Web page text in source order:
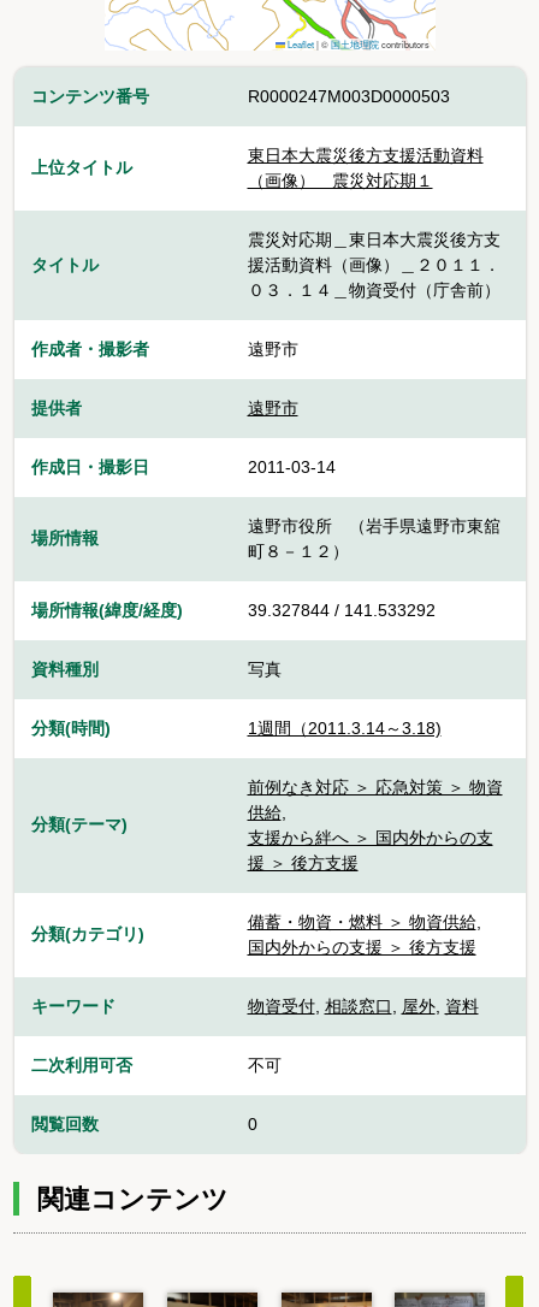
Leaflet |©国土地理院contributors
コンテンツ番号 R0000247M003D0000503
上位タイトル
東日本大震災後方支援活動資料
（画像） 震災対応期１
タイトル
震災対応期＿東日本大震災後方支
援活動資料（画像）＿２０１１．
０３．１４＿物資受付（庁舎前）
作成者・撮影者 遠野市
提供者 遠野市
作成日・撮影日 2011-03-14
場所情報
遠野市役所 （岩手県遠野市東舘
町８－１２）
場所情報(緯度/経度) 39.327844 / 141.533292
資料種別 写真
分類(時間) 1週間（2011.3.14～3.18)
分類(テーマ)
前例なき対応 ＞ 応急対策 ＞ 物資
供給,
支援から絆へ ＞ 国内外からの支
援 ＞ 後方支援
分類(カテゴリ)
備蓄・物資・燃料 ＞ 物資供給,
国内外からの支援 ＞ 後方支援
キーワード 物資受付, 相談窓口 屋外, 資料
二次利用可否 不可
閲覧回数 0
関連コンテンツ